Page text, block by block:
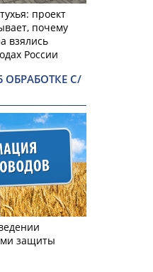
проект
почему
взялись
России
С/
защиты